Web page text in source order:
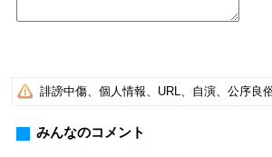
誹謗中傷、個人情報、URL、自演、公序良
みんなのコメント